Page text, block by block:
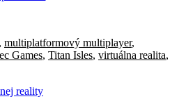
multiplatformový multiplayer,
Games, Titan Isles, virtuálna realita,